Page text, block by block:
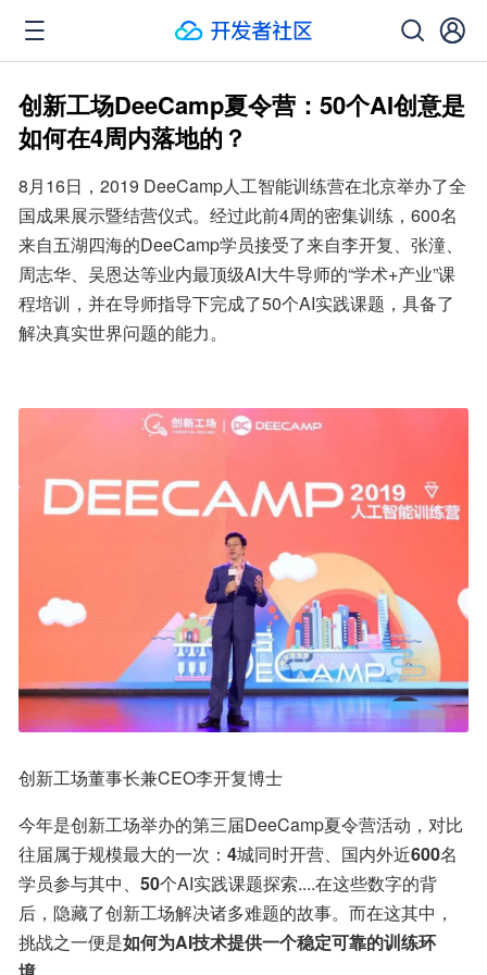
创新工场DeeCamp夏令营：50个AI创意是
如何在4周内落地的？
8月16日，2019 DeeCamp人工智能训练营在北京举办了全
国成果展示暨结营仪式。经过此前4周的密集训练，600名
来自五湖四海的DeeCamp学员接受了来自李开复、张潼、
周志华、吴恩达等业内最顶级AI大牛导师的“学术+产业”课
程培训，并在导师指导下完成了50个AI实践课题，具备了
解决真实世界问题的能力。
创新工场董事长兼CEO李开复博士
今年是创新工场举办的第三届DeeCamp夏令营活动，对比
往届属于规模最大的一次： 4城同时开营、国内外近600名
学员参与其中、 50个AI实践课题探索....在这些数字的背
后，隐藏了创新工场解决诸多难题的故事。而在这其中，
挑战之一便是如何为AI技术提供一个稳定可靠的训练环